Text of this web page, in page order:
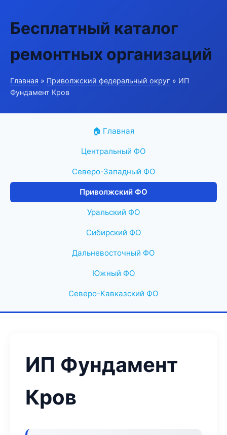
Бесплатный каталог
ремонтных организаций
Главная » Приволжский федеральный округ » ИП
Фундамент Кров
🏠 Главная
Центральный ФО
Северо-Западный ФО
Приволжский ФО
Уральский ФО
Сибирский ФО
Дальневосточный ФО
Южный ФО
Северо-Кавказский ФО
ИП Фундамент
Кров